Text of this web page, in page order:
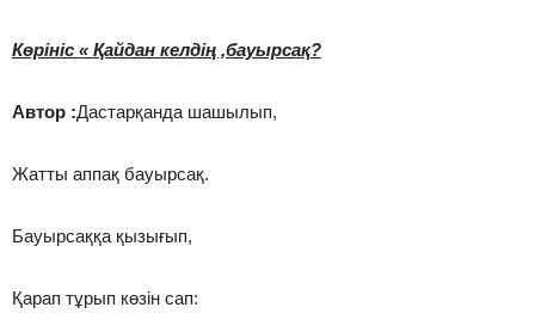
Көрініс « Қайдан келдің ,бауырсақ?
Автор :Дастарқанда шашылып,
Жатты аппақ бауырсақ.
Бауырсаққа қызығып,
Қарап тұрып көзін сап: